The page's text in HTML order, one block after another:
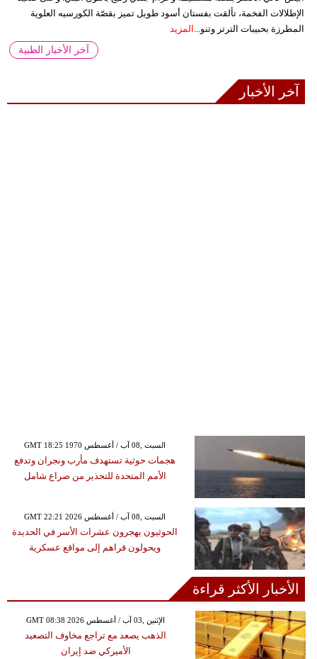
الإطلالات الفخمة، تألقت بفستان أسود طويل تميز بقصّة الكورسيه العلوية
المطرزة بحبيبات الترتر وتنو... المزيد
آخر الأخبار الطبية
آخر الأخبار
GMT 18:25 1970 السبت ,08 آب / أغسطس
هجمات حوثية تستهدف مأرب ونجران وتدفع
الأمم المتحدة للتحذير من صراع شامل
GMT 22:21 2026 السبت ,08 آب / أغسطس
الحوثيون يهجرون عشرات الأسر في الحديدة
ويحولون قراهم إلى مواقع عسكرية
الأخبار الأكثر قراءة
GMT 08:38 2026 الإثنين ,03 آب / أغسطس
الذهب يصعد مع تراجع مخاوف التصعيد
الأميركي ضد إيران